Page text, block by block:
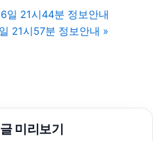
수원형사변호사
송파하수구막힘
일 21시44분 정보안내
21시57분 정보안내 »
미리보기